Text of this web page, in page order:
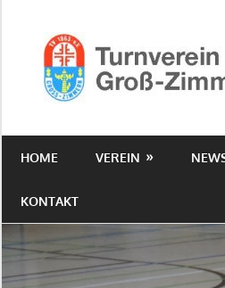
springen
e.V.
HOME VEREIN
KONTAKT